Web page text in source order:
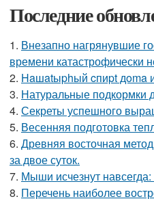
Последние
1. Внезапно нагрянувшие
времени катастрофически
2. Haшatыphый cпиpt дoma
3. Натуральные подкормки
4. Секреты успешного
5. Весенняя подготовка
6. Древняя восточная
за двое суток.
7. Мыши исчезнут
8. Перечень наиболее